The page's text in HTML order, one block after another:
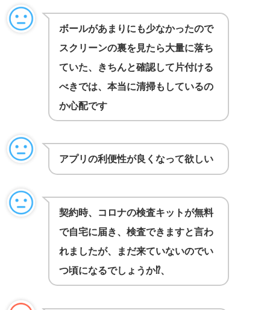
ボールがあまりにも少なかったので
スクリーンの裏を見たら大量に落ち
ていた、きちんと確認して片付ける
べきでは、本当に清掃もしているの
か心配です
アプリの利便性が良くなって欲しい
契約時、コロナの検査キットが無料
で自宅に届き、検査できますと言わ
れましたが、まだ来ていないのでい
つ頃になるでしょうか⁉️、